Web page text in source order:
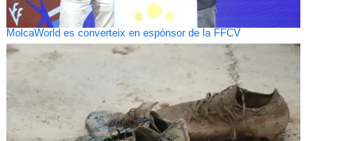
MolcaWorld es converteix en espònsor de la FFCV